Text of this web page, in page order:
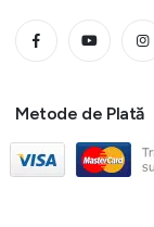
Metode de Plată